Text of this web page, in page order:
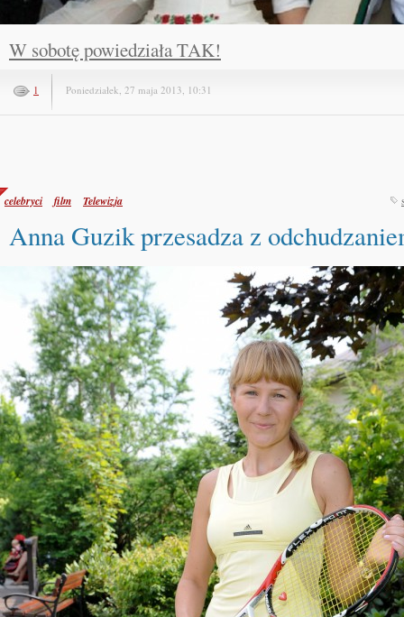
W sobotę powiedziała TAK!
1 Poniedziałek, 27 maja 2013, 10:31
celebryci film Telewizja
Anna Guzik przesadza z